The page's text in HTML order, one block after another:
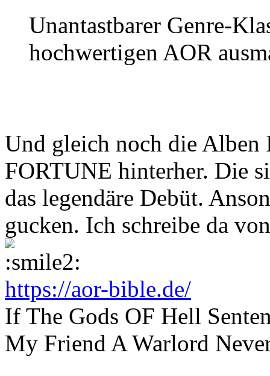
Unantastbarer Genre-
hochwertigen AOR
Und gleich noch die
FORTUNE hinterher. Die
das legendäre Debüt.
gucken. Ich schreibe da
https://aor-bible.de/
If The Gods OF Hell
My Friend A Warlord